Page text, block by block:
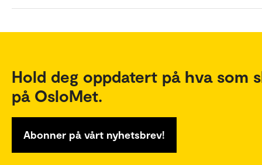
Hold deg oppdatert på hva som
på OsloMet.
Abonner på vårt nyhetsbrev!